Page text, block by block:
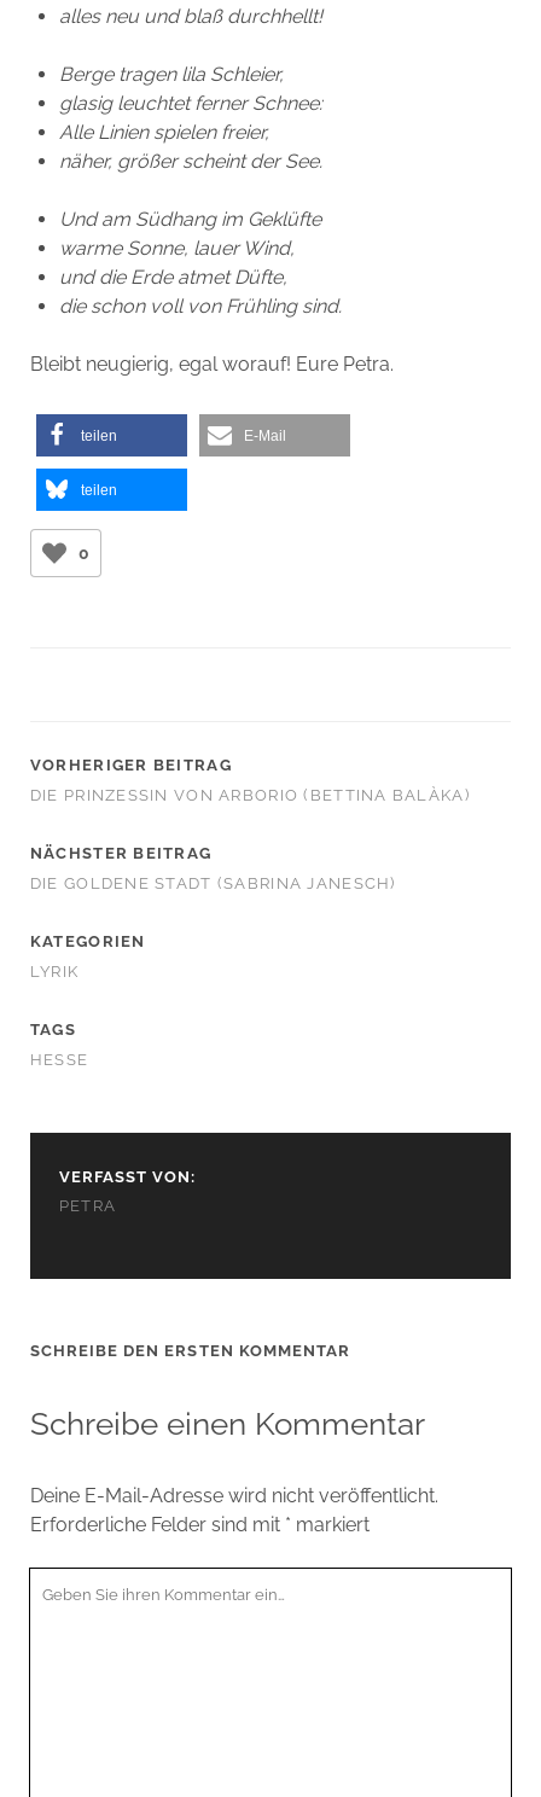
alles neu und blaß durchhellt!
Berge tragen lila Schleier,
glasig leuchtet ferner Schnee:
Alle Linien spielen freier,
näher, größer scheint der See.
Und am Südhang im Geklüfte
warme Sonne, lauer Wind,
und die Erde atmet Düfte,
die schon voll von Frühling sind.
Bleibt neugierig, egal worauf! Eure Petra.
teilen E-Mail
teilen
0
VORHERIGER BEITRAG
DIE PRINZESSIN VON ARBORIO (BETTINA BALÀKA)
NÄCHSTER BEITRAG
DIE GOLDENE STADT (SABRINA JANESCH)
KATEGORIEN
LYRIK
TAGS
HESSE
VERFASST VON:
PETRA
SCHREIBE DEN ERSTEN KOMMENTAR
Schreibe einen Kommentar
Deine E-Mail-Adresse wird nicht veröffentlicht.
Erforderliche Felder sind mit * markiert